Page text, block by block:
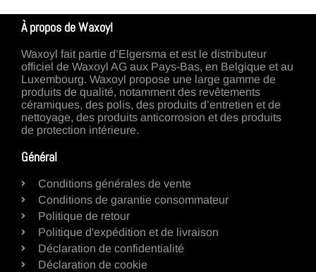
À propos de Waxoyl
Waxoyl fait partie d’Elgersma et est le distributeur
officiel de Waxoyl AG aux Pays-Bas, en Belgique et au
Luxembourg. Waxoyl propose une large gamme de
produits de qualité, notamment des revêtements
céramiques, des polis, des produits d’entretien et de
nettoyage, des produits anticorrosion et des produits
de protection intérieure.
Général
Conditions générales de vente
Conditions de garantie consommateur
Politique de retour
Politique d'expédition et de livraison
Déclaration de confidentialité
Déclaration de cookie